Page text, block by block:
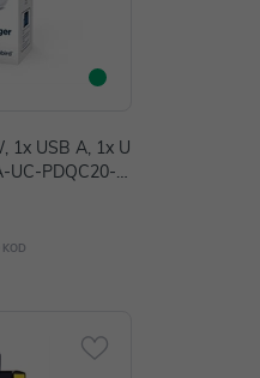
1x USB A, 1x U
UC-PDQC20-
KOD